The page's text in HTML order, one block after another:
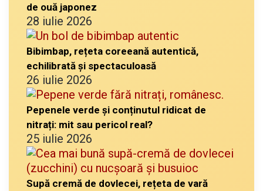
de ouă japonez
28 iulie 2026
Bibimbap, rețeta coreeană autentică,
echilibrată și spectaculoasă
26 iulie 2026
Pepenele verde și conținutul ridicat de
nitrați: mit sau pericol real?
25 iulie 2026
Supă cremă de dovlecei, rețeta de vară